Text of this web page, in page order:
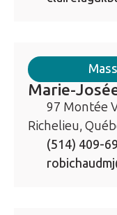
Marie-
97 Montée
Richelieu,
(514) 409-